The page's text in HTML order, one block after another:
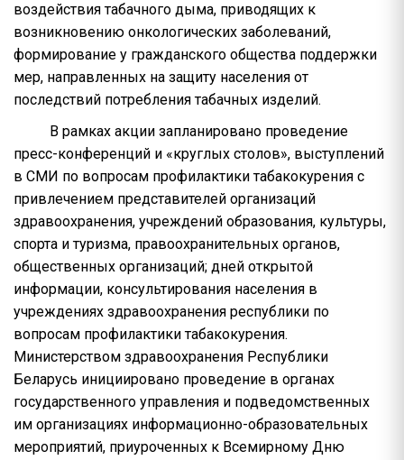
воздействия табачного дыма, приводящих к
возникновению онкологических заболеваний,
формирование у гражданского общества поддержки
мер, направленных на защиту населения от
последствий потребления табачных изделий.
В рамках акции запланировано проведение
пресс-конференций и «круглых столов», выступлений
в СМИ по вопросам профилактики табакокурения с
привлечением представителей организаций
здравоохранения, учреждений образования, культуры,
спорта и туризма, правоохранительных органов,
общественных организаций; дней открытой
информации, консультирования населения в
учреждениях здравоохранения республики по
вопросам профилактики табакокурения.
Министерством здравоохранения Республики
Беларусь инициировано проведение в органах
государственного управления и подведомственных
им организациях информационно-образовательных
мероприятий, приуроченных к Всемирному Дню